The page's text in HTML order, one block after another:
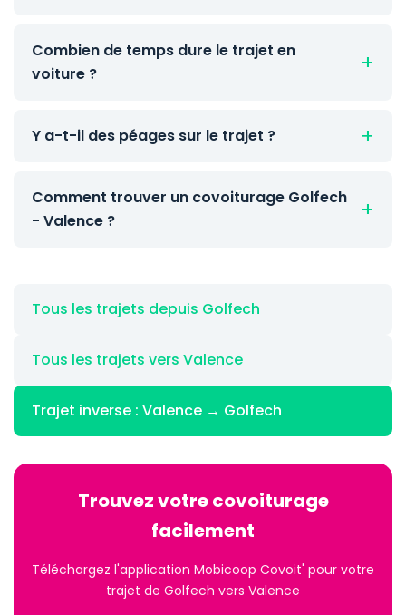
Combien de temps dure le trajet en
voiture ?
Y a-t-il des péages sur le trajet ?
Comment trouver un covoiturage Golfech
- Valence ?
Tous les trajets depuis Golfech
Tous les trajets vers Valence
Trajet inverse : Valence → Golfech
Trouvez votre covoiturage
facilement
Téléchargez l'application Mobicoop Covoit' pour votre
trajet de Golfech vers Valence